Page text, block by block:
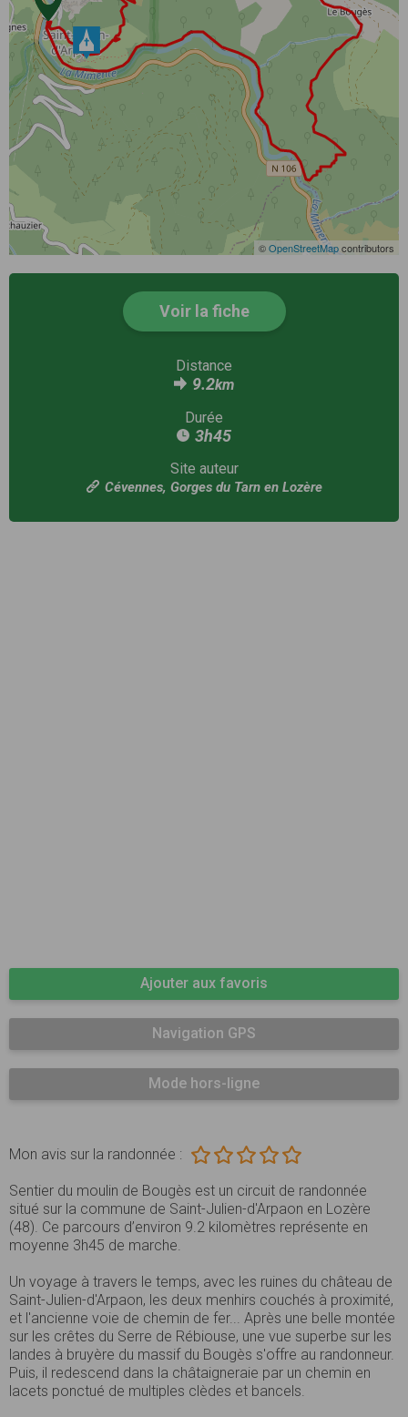
©OpenStreetMapcontributors
Voir la fiche
Distance
9.2km
Durée
3h45
Site auteur
Cévennes, Gorges du Tarn en Lozère
Ajouter aux favoris
Navigation GPS
Mode hors-ligne
Mon avis sur la randonnée :
Sentier du moulin de Bougès est un circuit de randonnée
situé sur la commune de Saint-Julien-d'Arpaon en Lozère
(48). Ce parcours d’environ 9.2 kilomètres représente en
moyenne 3h45 de marche.
Un voyage à travers le temps, avec les ruines du château de
Saint-Julien-d'Arpaon, les deux menhirs couchés à proximité,
et l'ancienne voie de chemin de fer... Après une belle montée
sur les crêtes du Serre de Rébiouse, une vue superbe sur les
landes à bruyère du massif du Bougès s'offre au randonneur.
Puis, il redescend dans la châtaigneraie par un chemin en
lacets ponctué de multiples clèdes et bancels.